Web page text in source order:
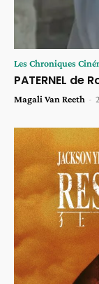
Les Chroniques
PATERNEL de
Magali Van Reeth -